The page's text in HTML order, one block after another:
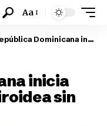
Aa
Dominicana inicia curso en ablación tiroidea sin cirugía
inicia
sin